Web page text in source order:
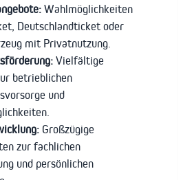
Wahlmöglichkeiten
Deutschlandticket oder
mit Privatnutzung.
Vielfältige
betrieblichen
und
Großzügige
zur fachlichen
und persönlichen